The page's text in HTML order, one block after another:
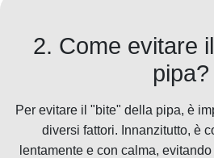
2. Come evitare
pipa?
Per evitare il "bite" della pipa, è
diversi fattori. Innanzitutto, è
lentamente e con calma,